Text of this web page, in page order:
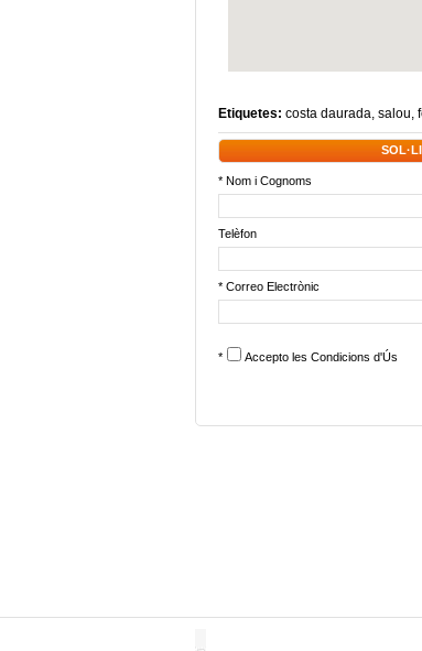
Etiquetes: costa daurada, salou,
* Nom i Cognoms
Telèfon
* Correo Electrònic
* Accepto les Condicions d'Ús